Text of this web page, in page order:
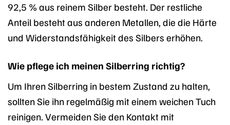
92,5 % aus reinem Silber besteht. Der restliche
Anteil besteht aus anderen Metallen, die die Härte
und Widerstandsfähigkeit des Silbers erhöhen.
Wie pflege ich meinen Silberring richtig?
Um Ihren Silberring in bestem Zustand zu halten,
sollten Sie ihn regelmäßig mit einem weichen Tuch
reinigen. Vermeiden Sie den Kontakt mit